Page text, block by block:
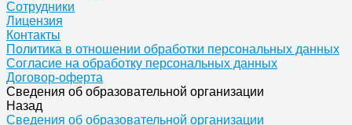
Сотрудники
Лицензия
Контакты
Политика в отношении обработки персональных данных
Согласие на обработку персональных данных
Договор-оферта
Сведения об образовательной организации
Назад
Сведения об образовательной организации